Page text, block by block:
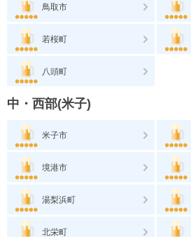
鳥取市
若桜町
八頭町
中・西部(米子)
米子市
境港市
湯梨浜町
北栄町